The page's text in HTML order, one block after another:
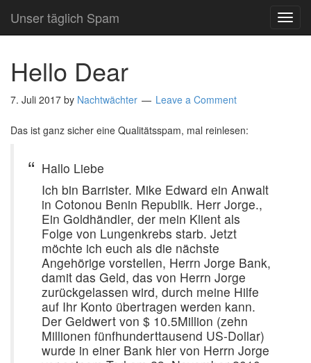
Unser täglich Spam
Hello Dear
7. Juli 2017 by Nachtwächter Leave a Comment
Das ist ganz sicher eine Qualitätsspam, mal reinlesen:
Hallo Liebe
Ich bin Barrister. Mike Edward ein Anwalt
in Cotonou Benin Republik. Herr Jorge.,
Ein Goldhändler, der mein Klient als
Folge von Lungenkrebs starb. Jetzt
möchte ich euch als die nächste
Angehörige vorstellen, Herrn Jorge Bank,
damit das Geld, das von Herrn Jorge
zurückgelassen wird, durch meine Hilfe
auf Ihr Konto übertragen werden kann.
Der Geldwert von $ 10.5Million (zehn
Millionen fünfhunderttausend US-Dollar)
wurde in einer Bank hier von Herrn Jorge